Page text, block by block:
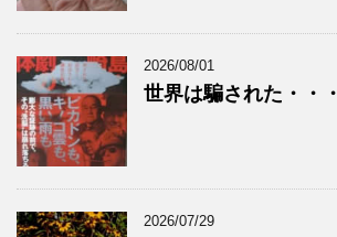
2026/08/01
世界は騙された・・・
2026/07/29